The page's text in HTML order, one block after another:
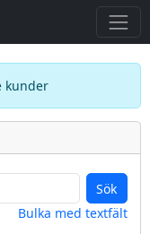
kunder
Sök
Bulka med textfält